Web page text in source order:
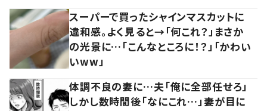
スーパーで買ったシャインマスカットに
違和感。よく見ると→「何これ？」まさか
の光景に…「こんなところに！？」「かわい
いww」
体調不良の妻に…夫「俺に全部任せろ」
しかし数時間後「なにこれ…」妻が目に